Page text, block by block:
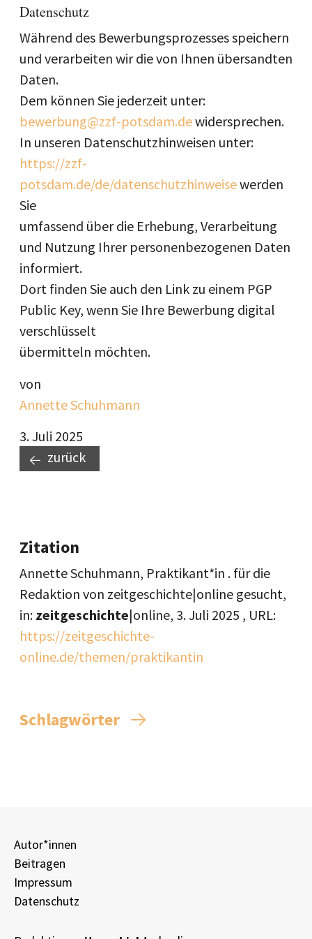
Datenschutz
Während des Bewerbungsprozesses speichern
und verarbeiten wir die von Ihnen übersandten
Daten.
Dem können Sie jederzeit unter:
bewerbung@zzf-potsdam.dewidersprechen.
In unseren Datenschutzhinweisen unter:
https://zzf-
potsdam.de/de/datenschutzhinweisewerden
Sie
umfassend über die Erhebung, Verarbeitung
und Nutzung Ihrer personenbezogenen Daten
informiert.
Dort finden Sie auch den Link zu einem PGP
Public Key, wenn Sie Ihre Bewerbung digital
verschlüsselt
übermitteln möchten.
von
Annette Schuhmann
3. Juli 2025
zurück
Zitation
Annette Schuhmann, Praktikant*in . für die
Redaktion von zeitgeschichte|online gesucht,
in: zeitgeschichte|online, 3. Juli 2025 , URL:
https://zeitgeschichte-
online.de/themen/praktikantin
Schlagwörter
Autor*innen
Beitragen
Impressum
Datenschutz